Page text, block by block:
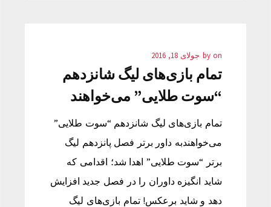
by on جولای 18, 2016
تمام بازی‌های لیگ شانزدهم
“سوت طلایی” می‌خواهند
تمام بازی‌های لیگ شانزدهم “سوت طلایی”
می‌خواهندبه داور برتر فصل پانزدهم لیگ
برتر “سوت طلایی” اهدا شد؛ اقدامی که
شاید انگیزه داوران را در فصل جدید افزایش
دهد و شاید برعکس! تمام بازی‌های لیگ